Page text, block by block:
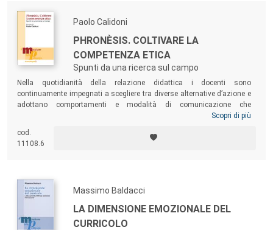
Paolo Calidoni
PHRONÈSIS. COLTIVARE LA
COMPETENZA ETICA
Spunti da una ricerca sul campo
Nella quotidianità della relazione didattica i docenti sono
continuamente impegnati a scegliere tra diverse alternative d’azione e
adottano comportamenti e modalità di comunicazione che
incorporano e veicolano modelli e sistemi di valori. Il volume affronta il
ricerca sul campo finalizzata a delineare strategie e strumenti
formativi in grado di promuovere riflessività e percorsi di
Scopri di più
cod.
11108.6
Massimo Baldacci
LA DIMENSIONE EMOZIONALE DEL
CURRICOLO